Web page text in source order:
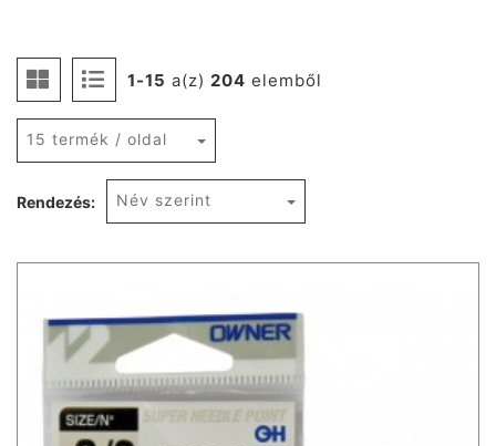
1-15 a(z) 204 elemből
15 termék / oldal
Rendezés: Név szerint